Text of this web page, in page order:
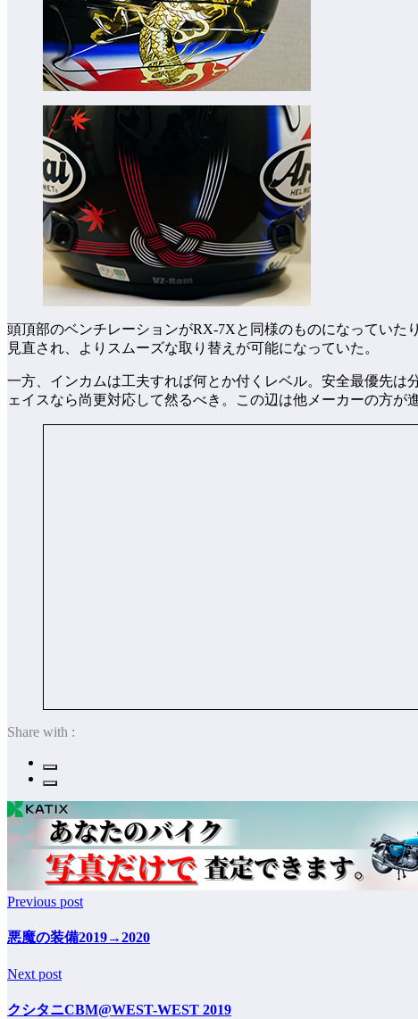
頭頂部のベンチレーションがRX-7Xと同様のものになってい
見直され、よりスムーズな取り替えが可能になっていた。
一方、インカムは工夫すれば何とか付くレベル。安全最優先
ェイスなら尚更対応して然るべき。この辺は他メーカーの方が
Share with :
Previous post
悪魔の装備2019→2020
Next post
クシタニCBM@WEST-WEST 2019